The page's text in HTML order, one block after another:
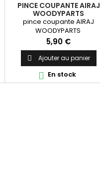
PINCE COUPANTE AIRAJ
WOODYPARTS
pince coupante AIRAJ
WOODYPARTS
Prix
5,90 €
 Ajouter au panier
 En stock